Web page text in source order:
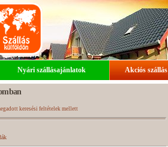
Nyári szállásajánlatok Akciós szállás
keresési feltételek mellett